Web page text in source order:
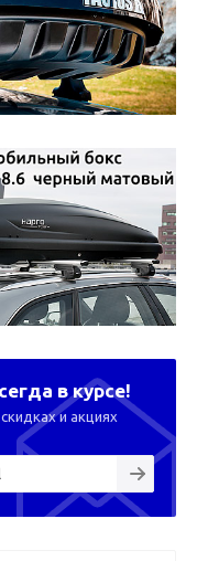
в курсе!
и акциях